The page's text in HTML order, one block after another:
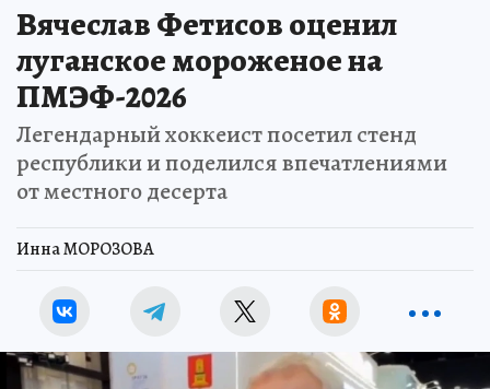
Вячеслав Фетисов оценил
луганское мороженое на
ПМЭФ-2026
Легендарный хоккеист посетил стенд
республики и поделился впечатлениями
от местного десерта
Инна МОРОЗОВА